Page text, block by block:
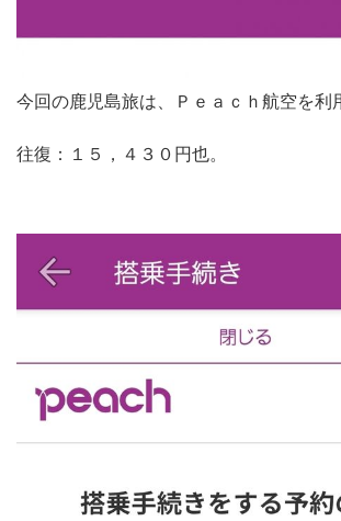
今回の鹿児島旅は、Ｐｅａｃｈ航空を利
往復：１５，４３０円也。